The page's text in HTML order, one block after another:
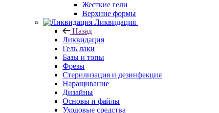
Жесткие гели
Верхние формы
Ликвидация
Назад
Ликвидация
Гель лаки
Базы и топы
Фрезы
Стерилизация и дезинфекция
Наращивание
Дизайны
Основы и файлы
Уходовые средства